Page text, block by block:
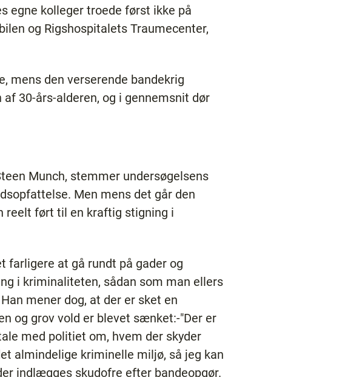
egne kolleger troede først ikke på
og Rigshospitalets Traumecenter,
mens den verserende bandekrig
30-års-alderen, og i gennemsnit dør
Munch, stemmer undersøgelsens
Men mens det går den
reelt ført til en kraftig stigning i
farligere at gå rundt på gader og
i kriminaliteten, sådan som man ellers
mener dog, at der er sket en
og grov vold er blevet sænket:-"Der er
med politiet om, hvem der skyder
almindelige kriminelle miljø, så jeg kan
indlægges skudofre efter bandeopgør.